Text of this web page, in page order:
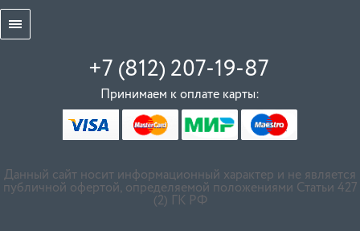
+7 (812) 207-19-87
Принимаем к оплате карты:
Данный сайт носит информационный характер и не является
публичной офертой, определяемой положениями Статьи 427
(2) ГК РФ